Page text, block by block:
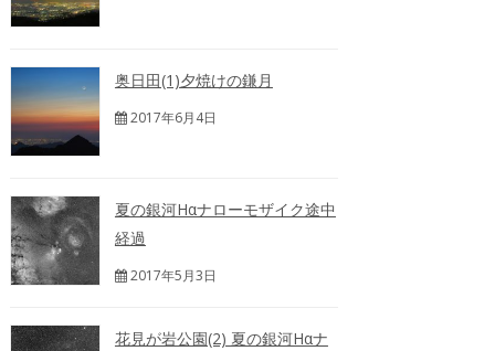
奥日田(1)夕焼けの鎌月
2017年6月4日
夏の銀河Hαナローモザイク途中
経過
2017年5月3日
花見が岩公園(2) 夏の銀河Hαナ